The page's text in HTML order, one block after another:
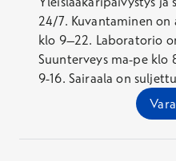
24/7. Kuvantaminen on
klo 9–22. Laboratorio
Suunterveys ma-pe klo
9-16. Sairaala on